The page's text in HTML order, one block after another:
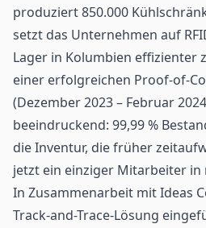
produziert 850.000
setzt das Unternehmen auf
Lager in Kolumbien effizienter
einer erfolgreichen Proof-of-
(Dezember 2023 – Februar
beeindruckend: 99,99 %
dieInventur, die früher
jetzt ein einziger Mitarbeiter in
In Zusammenarbeit mit Ideas
Track-and-Trace-Lösung